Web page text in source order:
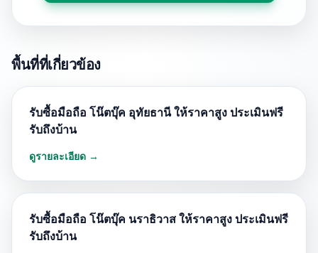
พื้นที่ที่เกี่ยวข้อง
รับซื้อมือถือ โน๊ตบุ๊ค อุทัยธานี ให้ราคาสูง ประเมินฟรี
รับถึงบ้าน
ดูรายละเอียด →
รับซื้อมือถือ โน๊ตบุ๊ค นราธิวาส ให้ราคาสูง ประเมินฟรี
รับถึงบ้าน